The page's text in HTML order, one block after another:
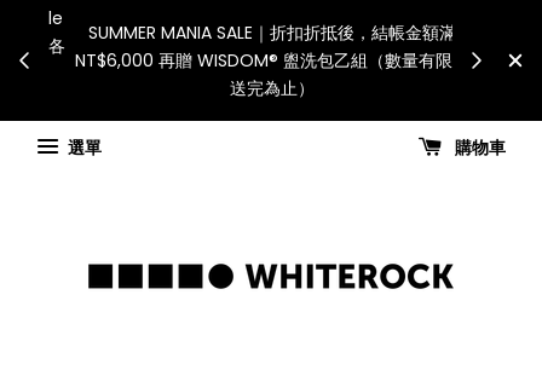
務將暫停配送。 如遇假日、天災或其
素，出貨安排可能調整，敬請見諒
International Shipping:
for all customs duties and
國進口關稅與稅費須由收
選單
購物車